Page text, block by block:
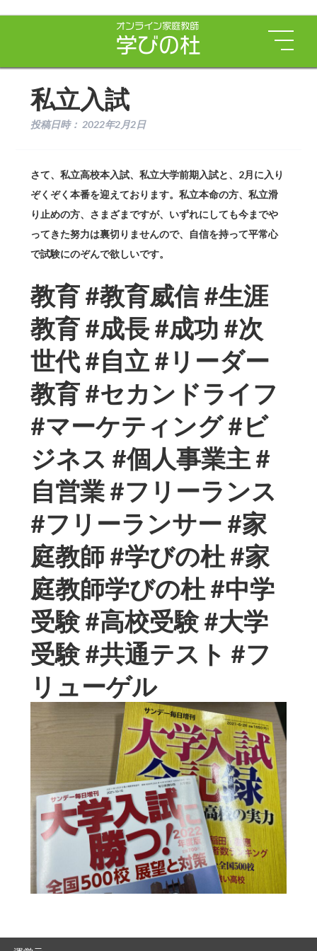
私立入試
投稿日時： 2022年2月2日
さて、私立高校本入試、私立大学前期入試と、2月に入り
ぞくぞく本番を迎えております。私立本命の方、私立滑
り止めの方、さまざまですが、いずれにしても今までや
ってきた努力は裏切りませんので、自信を持って平常心
で試験にのぞんで欲しいです。
教育 #教育威信 #生涯
教育 #成長 #成功 #次
世代 #自立 #リーダー
教育 #セカンドライフ
#マーケティング #ビ
ジネス #個人事業主 #
自営業 #フリーランス
#フリーランサー #家
庭教師 #学びの杜 #家
庭教師学びの杜 #中学
受験 #高校受験 #大学
受験 #共通テスト #フ
リューゲル